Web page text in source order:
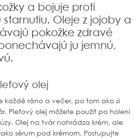
a bojuje proti
Oleje z jojoby a
pokožke zdravé
ju jemnú,
olej
každé ráno a večer, po tom ako si
Pleťový olej môžete použiť po holení
Olej na tvár nahrádza krém, ale
sérum pod krémom. Postupujte